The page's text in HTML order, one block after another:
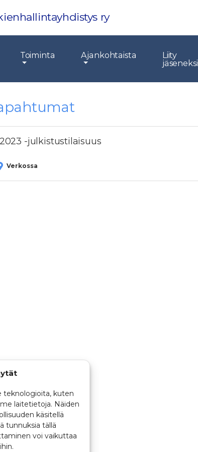
teknologioita, kuten
laitetietoja. Näiden
käsitellä
tunnuksia tällä
voi vaikuttaa
ry
Toiminta Ajankohtaista
Liity
jäseneksi
-julkistustilaisuus
Verkossa